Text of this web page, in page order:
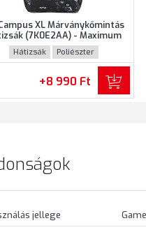
XL Márványkőmintás
(7K0E2AA) - Maximum
méretű notebookokhoz,
Márványkőmintás színben
Hátizsák Poliészter
+8 990 Ft
jellege